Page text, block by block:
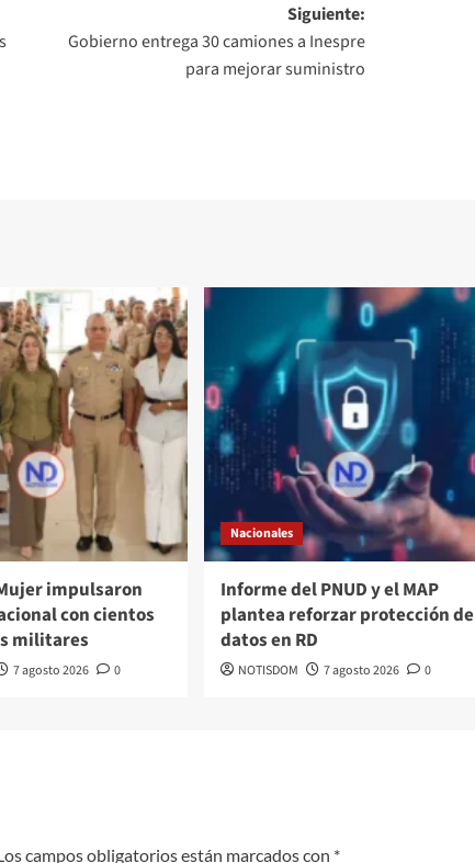
Siguiente:
Gobierno entrega 30 camiones a Inespre
para mejorar suministro
impulsaron
con cientos
militares
7 agosto 2026 0
Nacionales
Informe del PNUD y el MAP
plantea reforzar protección de
datos en RD
NOTISDOM 7 agosto 2026 0
campos obligatorios están marcados con *